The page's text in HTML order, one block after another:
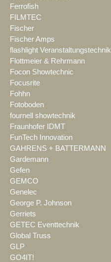
Ferrofish
FILMTEC
Fischer
Fischer Amps
flashlight Veranstaltungstechnik
Flottmeier & Rehrmann
Focon Showtechnic
Focusrite
Fohhn
Fotoboden
fournell showtechnik
Fraunhofer IDMT
FunTech Innovation
GAHRENS + BATTERMANN
Gardemann
Gefen
GEMCO
Genelec
George P. Johnson
Gerriets
GETEC Eventtechnik
Global Truss
GLP
GO4IT!